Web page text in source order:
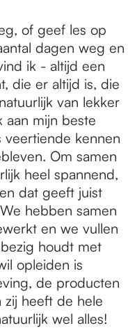
of geef les op
dagen weg en
ik - altijd een
die er altijd is, die
van lekker
aan mijn beste
veertiende kennen
Om samen
heel spannend,
dat geeft juist
hebben samen
en we vullen
houdt met
opleiden is
de producten
heeft de hele
wel alles!